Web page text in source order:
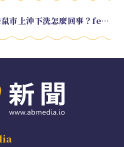
EP.213 川普大攪局：袋鼠市上沖下洗怎麼回事？feat. Alvin